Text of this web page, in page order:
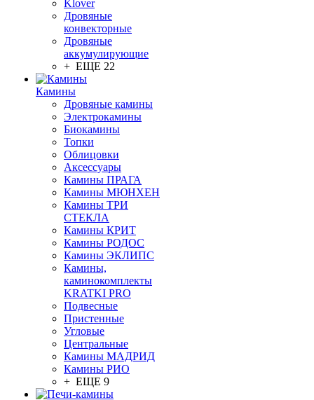
Klover
Дровяные
конвекторные
Дровяные
аккумулирующие
+ ЕЩЕ 22
Камины
Дровяные камины
Электрокамины
Биокамины
Топки
Облицовки
Аксессуары
Камины ПРАГА
Камины МЮНХЕН
Камины ТРИ
СТЕКЛА
Камины КРИТ
Камины РОДОС
Камины ЭКЛИПС
Камины,
каминокомплекты
KRATKI PRO
Подвесные
Пристенные
Угловые
Центральные
Камины МАДРИД
Камины РИО
+ ЕЩЕ 9